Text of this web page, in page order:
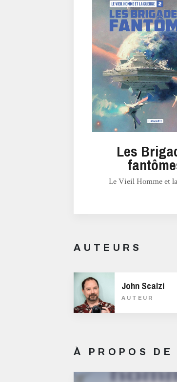
Les
Le Vieil Homme et
AUTEURS
John Scalzi
AUTEUR
À PROPOS